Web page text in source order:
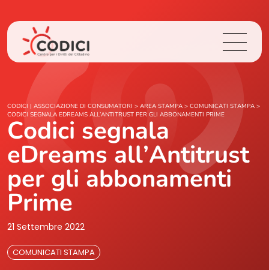
Chi Siamo
Cosa Facciamo
Area Stampa
CODICI | ASSOCIAZIONE DI CONSUMATORI > AREA STAMPA > COMUNICATI STAMPA >
CODICI SEGNALA EDREAMS ALL’ANTITRUST PER GLI ABBONAMENTI PRIME
Codici segnala
eDreams all’Antitrust
per gli abbonamenti
Prime
21 Settembre 2022
COMUNICATI STAMPA